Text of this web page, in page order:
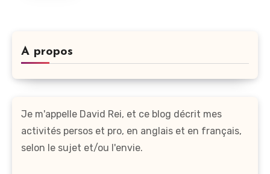
A propos
Je m'appelle David Rei, et ce blog décrit mes
activités persos et pro, en anglais et en français,
selon le sujet et/ou l'envie.